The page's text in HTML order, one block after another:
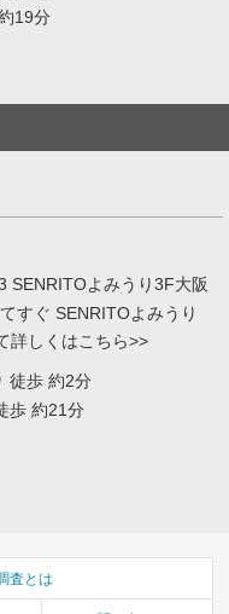
19分
SENRITOよみうり3F大阪
すぐ SENRITOよみうり
詳しくはこちら>>
徒歩 約2分
歩 約21分
査とは